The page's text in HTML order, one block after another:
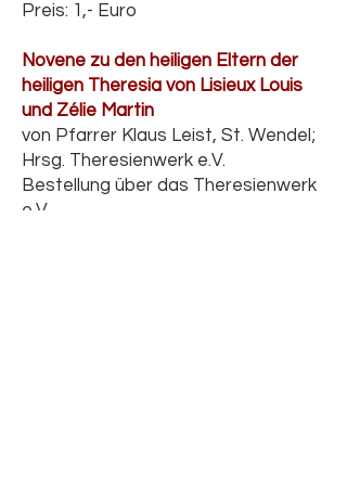
Preis: 1,- Euro
Novene zu den heiligen Eltern der
heiligen Theresia von Lisieux Louis
und Zélie Martin
von Pfarrer Klaus Leist, St. Wendel;
Hrsg. Theresienwerk e.V.
Bestellung über das Theresienwerk
e.V.